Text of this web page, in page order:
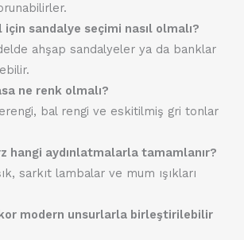
sandalye seçimi nasıl olmalı?
ahşap sandalyeler ya da banklar
ne renk olmalı?
bal rengi ve eskitilmiş gri tonlar
hangi aydınlatmalarla tamamlanır?
sarkıt lambalar ve mum ışıkları
modern unsurlarla birleştirilebilir